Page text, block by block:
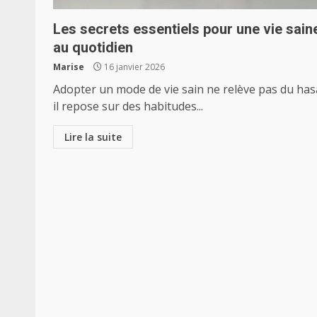
Les secrets essentiels pour une vie
au quotidien
Marise 16 janvier 2026
Adopter un mode de vie sain ne relève pas du
il repose sur des habitudes...
Lire la suite